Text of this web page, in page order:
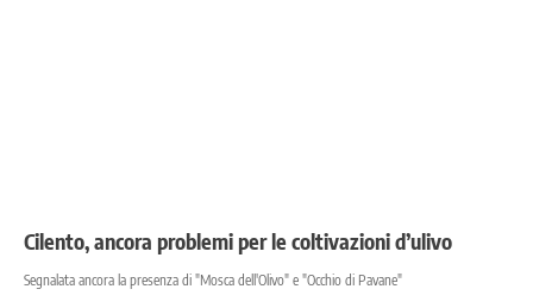
Cilento, ancora problemi per le coltivazioni d’ulivo
Segnalata ancora la presenza di "Mosca dell'Olivo" e "Occhio di Pavane"